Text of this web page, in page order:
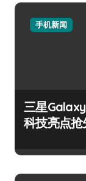
手机新闻
三星
科技亮点抢